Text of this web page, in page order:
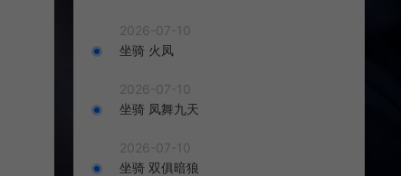
2026-07-10
坐骑 火凤
2026-07-10
坐骑 凤舞九天
2026-07-10
坐骑 双俱暗狼